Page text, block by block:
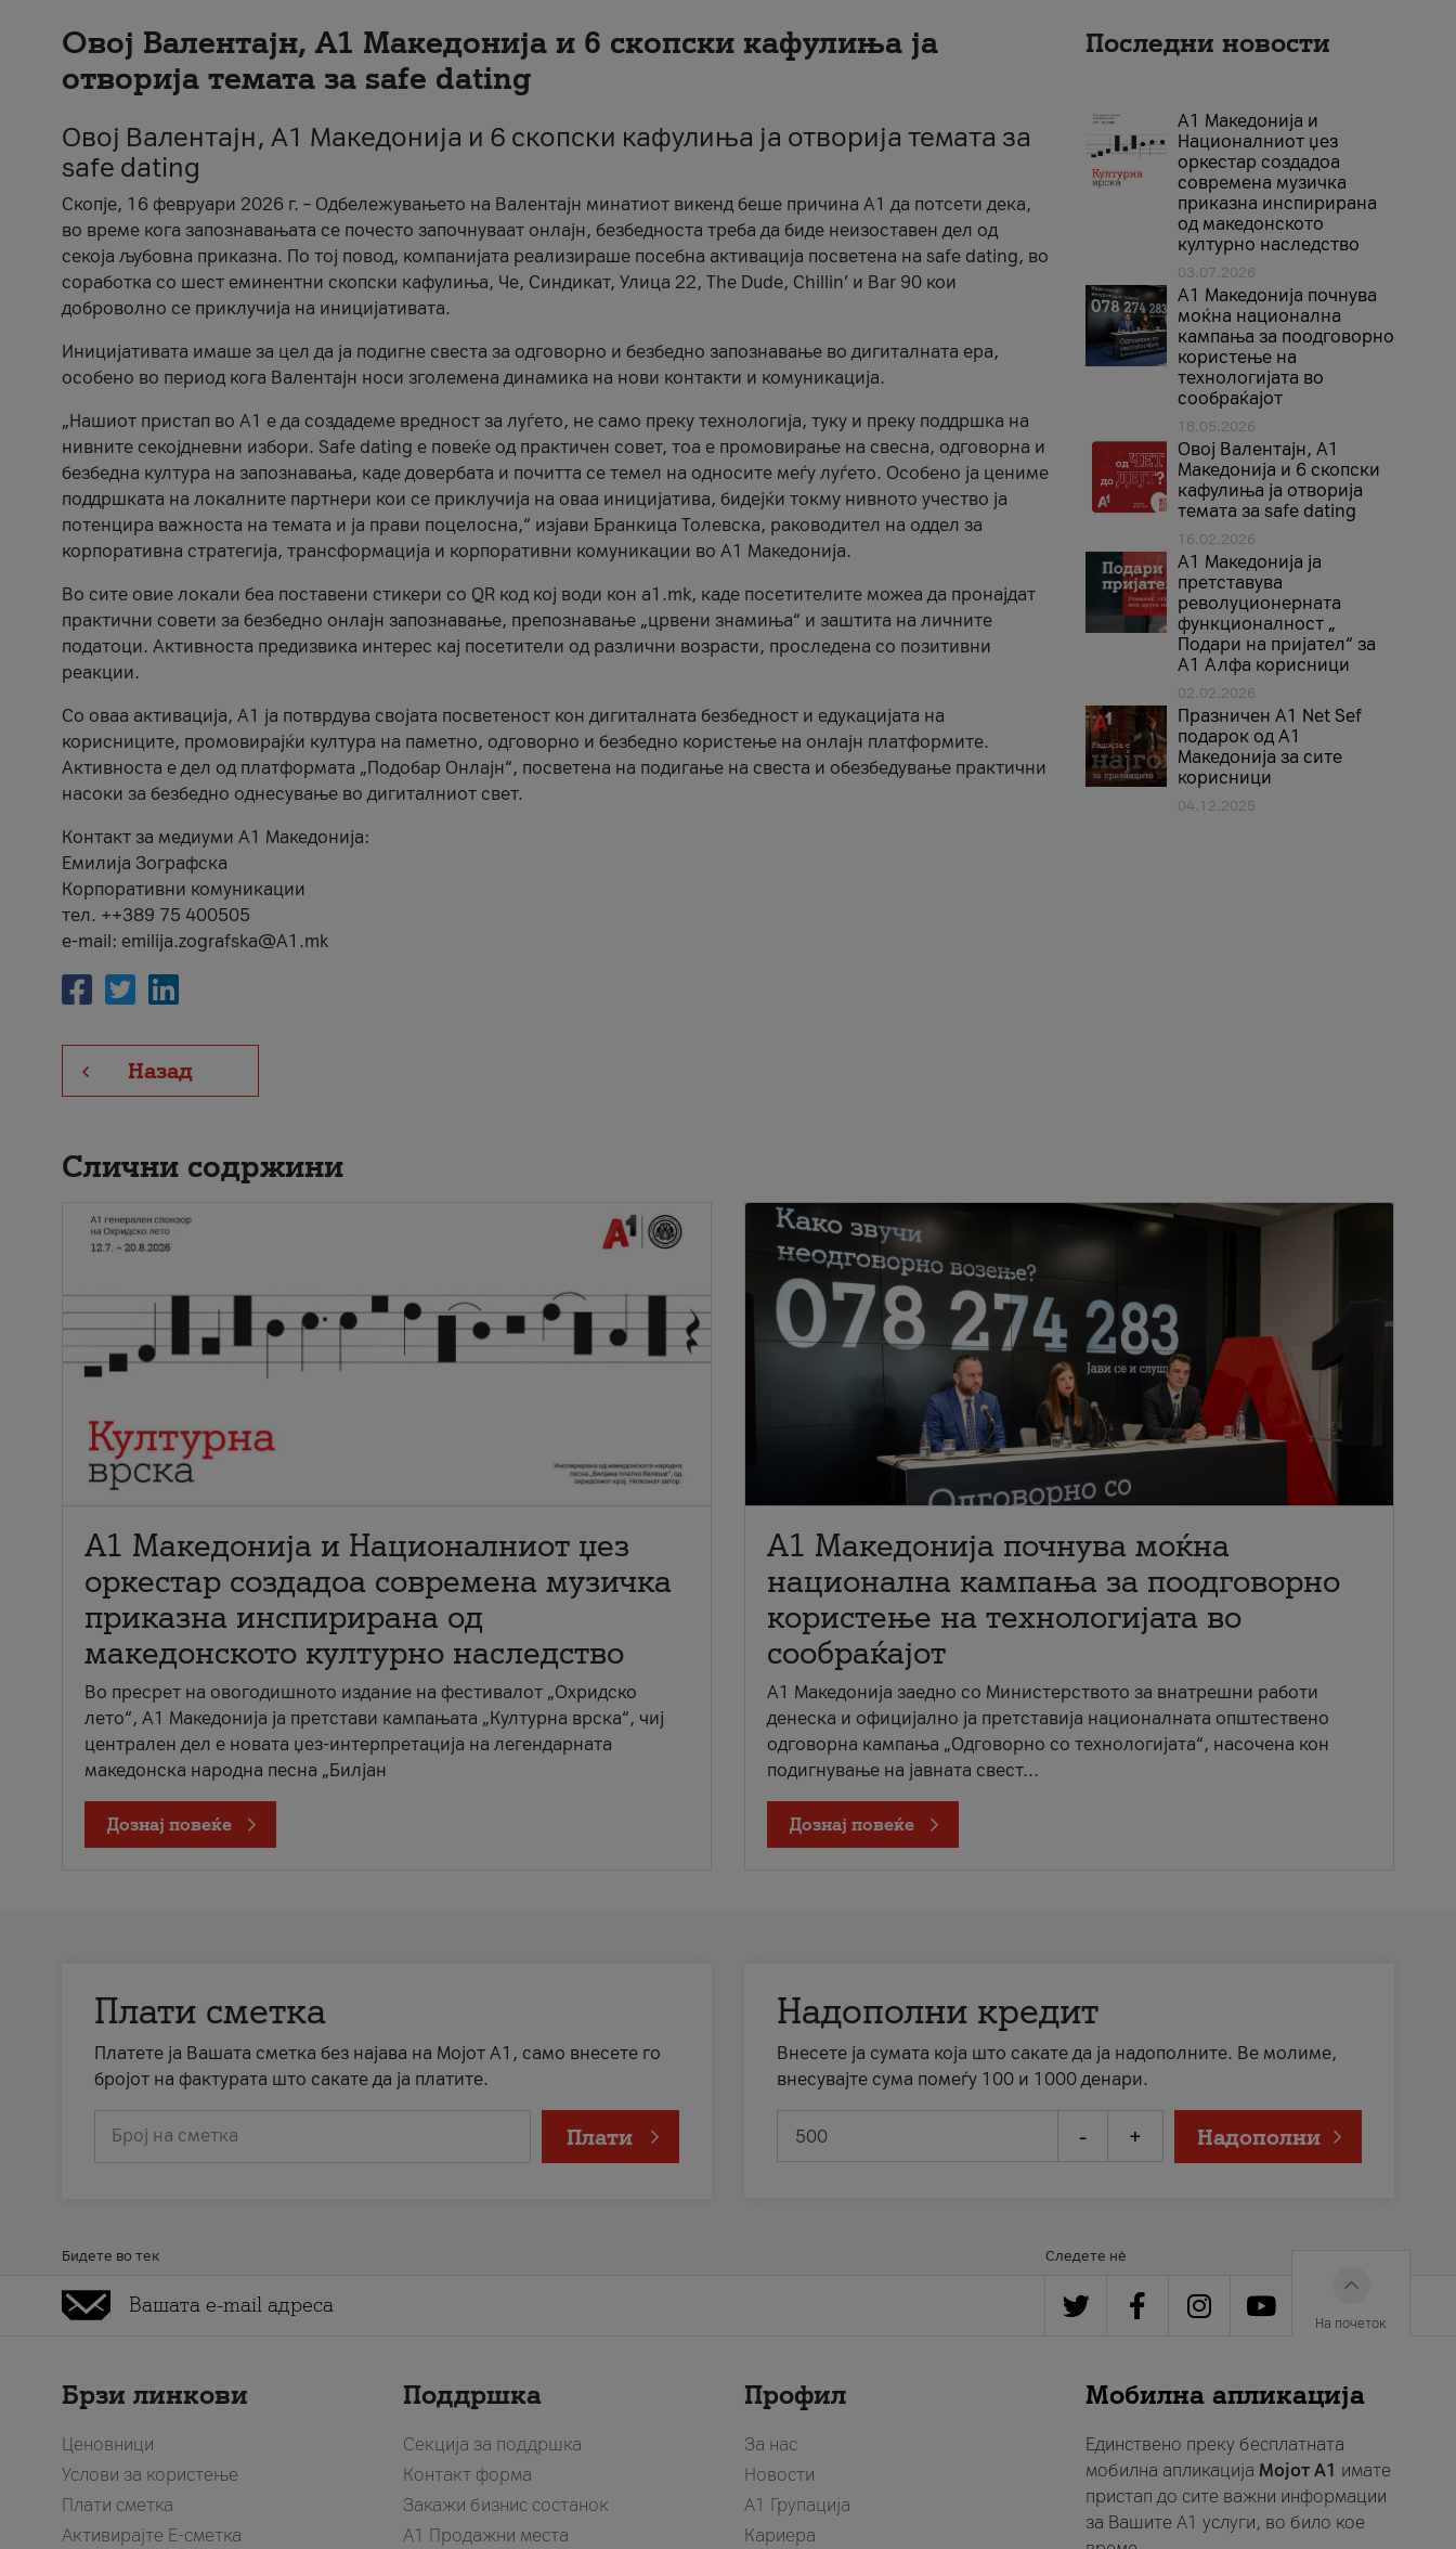
Овој Валентајн, A1 Македонија и 6 скопски кафулиња ја
отворија темата за safe dating
Овој Валентајн, A1 Македонија и 6 скопски кафулиња ја отворија темата за
safe dating
Скопје, 16 февруари 2026 г. – Одбележувањето на Валентајн минатиот викенд беше причина А1 да потсети дека,
во време кога запознавањата се почесто започнуваат онлајн, безбедноста треба да биде неизоставен дел од
секоја љубовна приказна. По тој повод, компанијата реализираше посебна активација посветена на safe dating, во
соработка со шест еминентни скопски кафулиња, Че, Синдикат, Улица 22, The Dude, Chillin’ и Bar 90 кои
доброволно се приклучија на иницијативата.
Иницијативата имаше за цел да ја подигне свеста за одговорно и безбедно запознавање во дигиталната ера,
особено во период кога Валентајн носи зголемена динамика на нови контакти и комуникација.
„Нашиот пристап во А1 е да создадеме вредност за луѓето, не само преку технологија, туку и преку поддршка на
нивните секојдневни избори. Safe dating е повеќе од практичен совет, тоа е промовирање на свесна, одговорна и
безбедна култура на запознавања, каде довербата и почитта се темел на односите меѓу луѓето. Особено ја цениме
поддршката на локалните партнери кои се приклучија на оваа иницијатива, бидејќи токму нивното учество ја
потенцира важноста на темата и ја прави поцелосна,“ изјави Бранкица Толевска, раководител на оддел за
корпоративна стратегија, трансформација и корпоративни комуникации во А1 Македонија.
Во сите овие локали беа поставени стикери со QR код кој води кон a1.mk, каде посетителите можеа да пронајдат
практични совети за безбедно онлајн запознавање, препознавање „црвени знамиња“ и заштита на личните
податоци. Активноста предизвика интерес кај посетители од различни возрасти, проследена со позитивни
реакции.
Со оваа активација, А1 ја потврдува својата посветеност кон дигиталната безбедност и едукацијата на
корисниците, промовирајќи култура на паметно, одговорно и безбедно користење на онлајн платформите.
Активноста е дел од платформата „Подобар Онлајн“, посветена на подигање на свеста и обезбедување практични
насоки за безбедно однесување во дигиталниот свет.
Контакт за медиуми А1 Македонија:
Емилија Зографска
Корпоративни комуникации
тел. ++389 75 400505
e-mail: emilija.zografska@A1.mk
Назад
Последни новости
А1 Македонија и
Националниот џез
оркестар создадоа
современа музичка
приказна инспирирана
од македонското
културно наследство
03.07.2026
A1 Македонија почнува
моќна национална
кампања за поодговорно
користење на
технологијата во
сообраќајот
18.05.2026
Овој Валентајн, A1
Македонија и 6 скопски
кафулиња ја отворија
темата за safe dating
16.02.2026
А1 Македонија ја
претставува
револуционерната
функционалност „
Подари на пријател“ за
А1 Алфа корисници
02.02.2026
Празничен A1 Net Sеf
подарок од А1
Македонија за сите
корисници
04.12.2025
Слични содржини
А1 Македонија и Националниот џез
оркестар создадоа современа музичка
приказна инспирирана од
македонското културно наследство
Во пресрет на овогодишното издание на фестивалот „Охридско
лето“, А1 Македонија ја претстави кампањата „Културна врска“, чиј
централен дел е новата џез-интерпретација на легендарната
македонска народна песна „Билјан
Дознај повеќе
A1 Македонија почнува моќна
национална кампања за поодговорно
користење на технологијата во
сообраќајот
A1 Македонија заедно со Министерството за внатрешни работи
денеска и официјално ја претставија националната општествено
одговорна кампања „Одговорно со технологијата“, насочена кон
подигнување на јавната свест...
Дознај повеќе
Плати сметка
Платете ја Вашата сметка без најава на Мојот А1, само внесете го
бројот на фактурата што сакате да ја платите.
Број на сметка Плати
Надополни кредит
Внесете ја сумата која што сакате да ја надополните. Ве молиме,
внесувајте сума помеѓу 100 и 1000 денари.
- + Надополни
Бидете во тек Следете нè
На почеток
Брзи линкови
Ценовници
Услови за користење
Плати сметка
Активирајте Е-сметка
Поддршка
Секција за поддршка
Контакт форма
Закажи бизнис состанок
A1 Продажни места
Профил
За нас
Новости
А1 Групација
Кариера
Мобилна апликација
Единствено преку бесплатната
мобилна апликација Мојот A1 имате
пристап до сите важни информации
за Вашите A1 услуги, во било кое